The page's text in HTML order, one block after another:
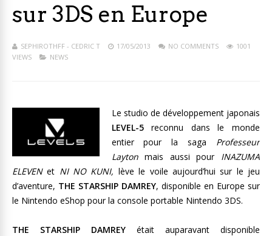
sur 3DS en Europe
SEPHIROTHFF - CEDRIC T 17/05/2013 NO COMMENTS
1001
VIEWS
NEWS
Le studio de développement japonais
LEVEL-5reconnu dans le monde
entier pour la saga Profes­seur
Laytonmais aussi pourINAZUMA
ELEVENet NI NO KUNI, lève le voile aujourd’hui sur le jeu
d’aventure, THE STARSHIP DAMREY, disponible en Europe sur
le Nintendo eShop pour la console portable Nintendo 3DS.
THE STARSHIP DAMREY était auparavant disponible